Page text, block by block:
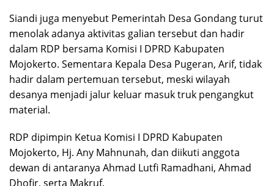
Siandi juga menyebut Pemerintah Desa Gondang turut
menolak adanya aktivitas galian tersebut dan hadir
dalam RDP bersama Komisi I DPRD Kabupaten
Mojokerto. Sementara Kepala Desa Pugeran, Arif, tidak
hadir dalam pertemuan tersebut, meski wilayah
desanya menjadi jalur keluar masuk truk pengangkut
material.
RDP dipimpin Ketua Komisi I DPRD Kabupaten
Mojokerto, Hj. Any Mahnunah, dan diikuti anggota
dewan di antaranya Ahmad Lutfi Ramadhani, Ahmad
Dhofir, serta Makruf.